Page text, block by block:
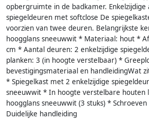
opbergruimte in de badkamer. Enkelzijdige
spiegeldeuren met softclose De
voorzien van twee deuren. Belangrijkste
hoogglans sneeuwwit * Materiaal: hout *
cm * Aantal deuren: 2 enkelzijdige
planken: 3 (in hoogte verstelbaar) *
bevestigingsmateriaal en handleidingWat
* Spiegelkast met 2 enkelzijdige
sneeuwwit * In hoogte verstelbare houten
hoogglans sneeuwwit (3 stuks) *
Duidelijke handleiding